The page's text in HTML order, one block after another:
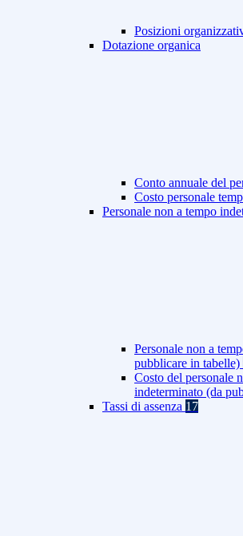
Posizioni
Dotazione organica
Conto annuale del
Costo personale
Personale non a tempo
Personale non a
pubblicare in tabelle)
Costo del personale
indeterminato (da
Tassi di assenza 17